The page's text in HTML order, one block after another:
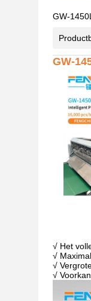
GW-
GW-
√ Het
√
√
√